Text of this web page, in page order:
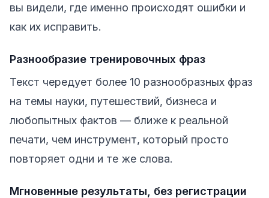
вы видели, где именно происходят ошибки и
как их исправить.
Разнообразие тренировочных фраз
Текст чередует более 10 разнообразных фраз
на темы науки, путешествий, бизнеса и
любопытных фактов — ближе к реальной
печати, чем инструмент, который просто
повторяет одни и те же слова.
Мгновенные результаты, без регистрации